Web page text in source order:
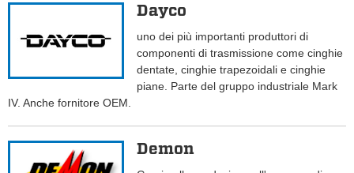
Dayco
uno dei più importanti produttori di
componenti di trasmissione come cinghie
dentate, cinghie trapezoidali e cinghie
piane. Parte del gruppo industriale Mark
IV. Anche fornitore OEM.
Demon